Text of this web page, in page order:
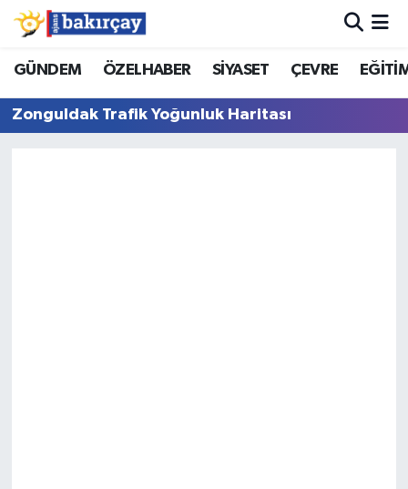
GÜNDEM ÖZELHABER SİYASET ÇEVRE
Zonguldak Trafik Yoğunluk Haritası
İzmir Nöbetçi Eczaneler
İzmir Hava Durumu